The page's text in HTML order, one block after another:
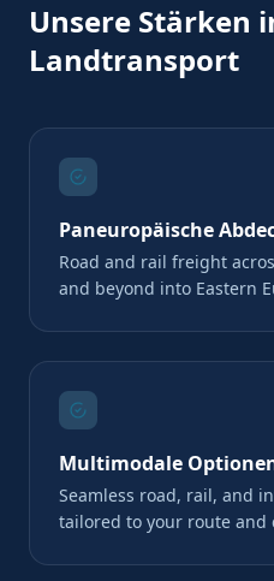
Unsere Stärken
Landtransport
Paneuropäische
Road and rail freight
and beyond into Eastern
Multimodale
Seamless road, rail, and
tailored to your route and